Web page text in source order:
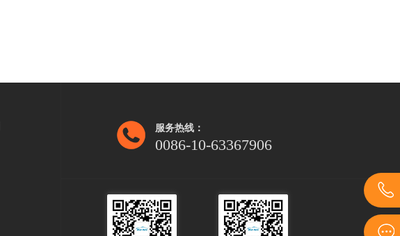
服务热线：
0086-10-63367906